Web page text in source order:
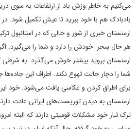
می‌کنیم به خاطر وزش باد از ارتفاعات به سوی
بادبادک هم با خود ببرید تا عیش تکمیل ‌شود. در
ارمنستان خبری از شور و حالی که در استانبول
هر حال سِحر خودش را دارد و شما را می‌گیرد.
ارمنستان بروید بیشتر خوش می‌گذرد. به شرطی
شما را دچار حالت تهوع نکند. اطراف این
برای اطراق کردن و عکاسی یافت می‌شود. خود
ارمنستان به دیدن توریست‌های ایرانی عادت
ترک تبار خود مشکلات قومیتی دارند که البته